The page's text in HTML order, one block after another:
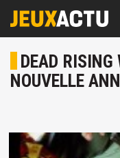
DEAD
NOUVELLE